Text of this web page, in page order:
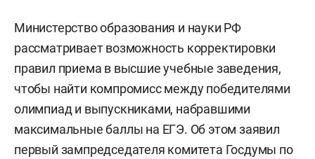
Министерство образования и науки РФ
рассматривает возможность корректировки
правил приема в высшие учебные заведения,
чтобы найти компромисс между победителями
олимпиад и выпускниками, набравшими
максимальные баллы на ЕГЭ. Об этом заявил
первый зампредседателя комитета Госдумы по